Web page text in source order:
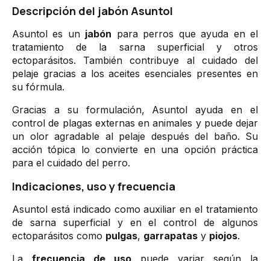
Descripción del jabón Asuntol
Asuntol es un jabón para perros que ayuda en el
tratamiento de la sarna superficial y otros
ectoparásitos. También contribuye al cuidado del
pelaje gracias a los aceites esenciales presentes en
su fórmula.
Gracias a su formulación, Asuntol ayuda en el
control de plagas externas en animales y puede dejar
un olor agradable al pelaje después del baño. Su
acción tópica lo convierte en una opción práctica
para el cuidado del perro.
Indicaciones, uso y frecuencia
Asuntol está indicado como auxiliar en el tratamiento
de sarna superficial y en el control de algunos
ectoparásitos como pulgas, garrapatas y piojos.